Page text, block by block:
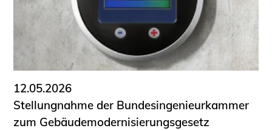
12.05.2026
Stellungnahme der Bundesingenieurkammer
zum Gebäudemodernisierungsgesetz